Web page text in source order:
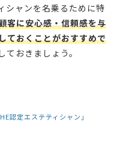
シャンを名乗るために特
客に安心感・信頼感を与
ておくことがおすすめで
おきましょう。
認定エステティシャン」